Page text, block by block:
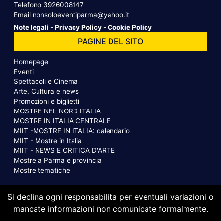
Telefono 3926008147
Email nonsoloeventiparma@yahoo.it
Note legali -Privacy Policy -Cookie Policy
PAGINE DEL SITO
Homepage
Eventi
Spettacoli e Cinema
Arte, Cultura e news
Promozioni e biglietti
MOSTRE NEL NORD ITALIA
MOSTRE IN ITALIA CENTRALE
MIIT -MOSTRE IN ITALIA: calendario
MIIT - Mostre in Italia
MIIT - NEWS E CRITICA D'ARTE
Mostre a Parma e provincia
Mostre tematiche
Si declina ogni responsabilita per eventuali variazioni o
mancate informazioni non comunicate formalmente.